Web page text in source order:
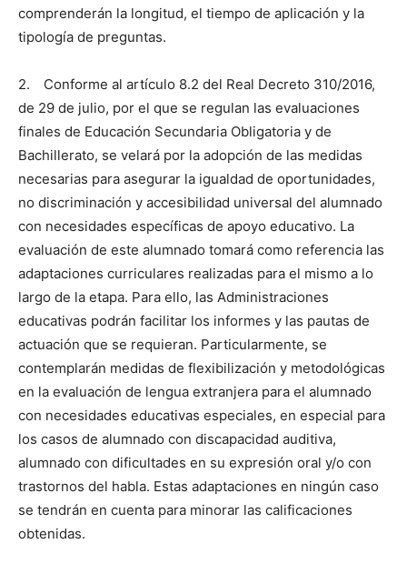
comprenderán la longitud, el tiempo de aplicación y la
tipología de preguntas.
2. Conforme al artículo 8.2 del Real Decreto 310/2016,
de 29 de julio, por el que se regulan las evaluaciones
finales de Educación Secundaria Obligatoria y de
Bachillerato, se velará por la adopción de las medidas
necesarias para asegurar la igualdad de oportunidades,
no discriminación y accesibilidad universal del alumnado
con necesidades específicas de apoyo educativo. La
evaluación de este alumnado tomará como referencia las
adaptaciones curriculares realizadas para el mismo a lo
largo de la etapa. Para ello, las Administraciones
educativas podrán facilitar los informes y las pautas de
actuación que se requieran. Particularmente, se
contemplarán medidas de flexibilización y metodológicas
en la evaluación de lengua extranjera para el alumnado
con necesidades educativas especiales, en especial para
los casos de alumnado con discapacidad auditiva,
alumnado con dificultades en su expresión oral y/o con
trastornos del habla. Estas adaptaciones en ningún caso
se tendrán en cuenta para minorar las calificaciones
obtenidas.